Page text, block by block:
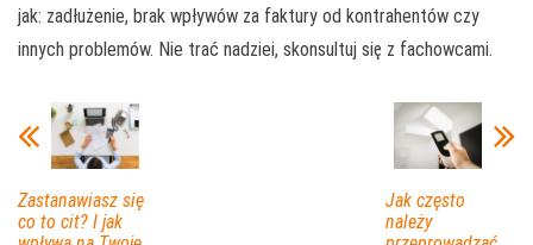
jak: zadłużenie, brak wpływów za faktury od kontrahentów czy
innych problemów. Nie trać nadziei, skonsultuj się z fachowcami.
Zastanawiasz się
co to cit? I jak
Jak często
należy